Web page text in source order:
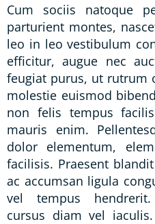
Cum sociis natoque
parturient montes,
leo in leo vestibulum
efficitur, augue nec
feugiat purus, ut rutrum
molestie euismod
non felis tempus
mauris enim.
dolor elementum,
facilisis. Praesent
ac accumsan ligula
vel tempus hendrerit.
cursus diam vel